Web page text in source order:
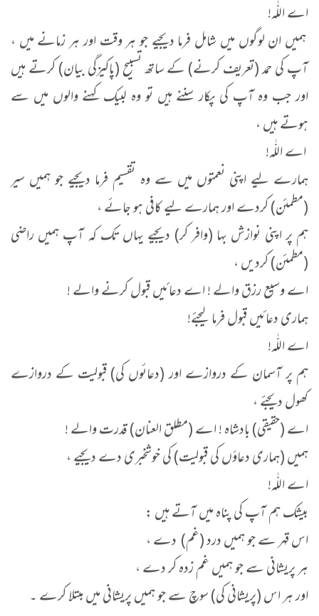
اے اللّٰہ!
ہمیں ان لوگوں میں شامل فرما دیجیے جو ہر وقت اور ہر زمانے میں ،
آپ کی حمد (تعریف کرنے) کے ساتھ تسبیح (پاکیزگی بیان) کرتے ہیں
اور جب وہ آپ کی پکار سننے ہیں تو وہ لبیک کہنے والوں میں سے
ہوتے ہیں ،
اے اللّٰہ!
ہمارے لیے اپنی نعمتوں میں سے وہ تقسیم فرما دیجیے جو ہمیں سیر
(مطمئن) کردے اور ہمارے لیے کافی ہو جائے ،
ہم پر اپنی نوازش بہا (وافر کر) دیجیے یہاں تک کہ آپ ہمیں راضی
(مطمئن) کردیں ،
اے وسیع رزق والے ! اے دعائیں قبول کرنے والے !
ہماری دعائیں قبول فرما لیجئے!
اے اللّٰہ!
ہم پر آسمان کے دروازے اور (دعائوں کی) قبولیت کے دروازے
کھول دیجئے ،
اے (حقیقی) بادشاہ ! اے (مطلق العنان) قدرت والے !
ہمیں (ہماری دعاؤں کی قبولیت) کی خوشخبری دے دیجیے ،
اے اللّٰہ!
بیشک ہم آپ کی پناہ میں آتے ہیں :
اس قہر سے جو ہمیں درد (غم) دے ،
ہر پریشانی سے جو ہمیں غم زدہ کر دے ،
اور ہر اس (پریشانی کی) سوچ سے جو ہمیں پریشانی میں مبتلا کرے ۔